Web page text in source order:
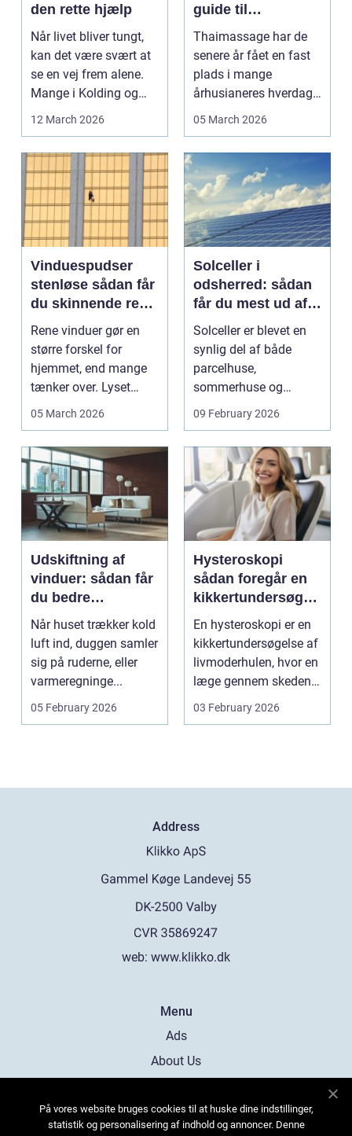
den rette hjælp
Når livet bliver tungt,
kan det være svært at
se en vej frem alene.
Mange i Kolding og
omegn søger p...
12 March 2026
guide til
afslapning,
smidighed og
bedre velvære
Thaimassage har de
senere år fået en fast
plads i mange
århusianeres hverdag.
Flere bruger den både
05 March 2026
Vinduespudser
stenløse sådan får
du skinnende rene
ruder året rundt
Rene vinduer gør en
større forskel for
hjemmet, end mange
tænker over. Lyset
falder anderledes ind,
05 March 2026
Solceller i
odsherred: sådan
får du mest ud af
solen
Solceller er blevet en
synlig del af både
parcelhuse,
sommerhuse og
mindre erhverv i
Odsherred. Mang...
09 February 2026
Udskiftning af
vinduer: sådan får
du bedre
indeklima og
lavere
varmeregning
Når huset trækker kold
luft ind, duggen samler
sig på ruderne, eller
varmeregninge...
05 February 2026
Hysteroskopi
sådan foregår en
kikkertundersøgel
se af livmoderen
En hysteroskopi er en
kikkertundersøgelse af
livmoderhulen, hvor en
læge gennem skeden
og livmoderha...
03 February 2026
Address
web: www.klikko.dk
Menu
Ads
About Us
Contact
På vores website bruges cookies til at huske dine indstillinger,
statistik og personalisering af indhold og annoncer. Denne